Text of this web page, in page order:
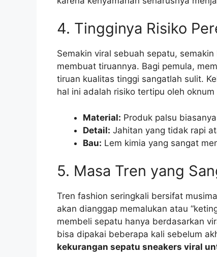
4. Tingginya Risiko
Semakin viral sebuah sepatu,
membuat tiruannya. Bagi pemula,
tiruan kualitas tinggi sangatlah sulit.
hal ini adalah risiko tertipu oleh
Material: Produk palsu
Detail: Jahitan yang tidak rapi
Bau: Lem kimia yang sangat
5. Masa Tren yang
Tren fashion seringkali bersifat
akan dianggap memalukan atau
membeli sepatu hanya berdasarkan
bisa dipakai beberapa kali sebelum
kekurangan sepatu sneakers viral